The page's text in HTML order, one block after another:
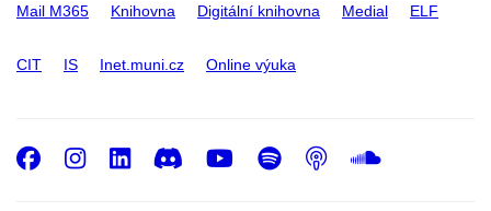
Mail M365 Knihovna Digitální knihovna Medial ELF
CIT IS Inet.muni.cz Online výuka
Facebook
Instagram
LinkedIn
DiscordYoutube
Spotify
Podcast